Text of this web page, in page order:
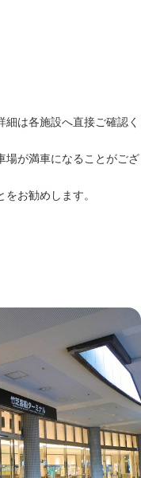
は各施設へ直接ご確認く
場が満車になることがござ
お勧めします。